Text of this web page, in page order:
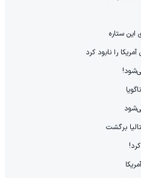
این ستاره
را نابود کرد
برگشت